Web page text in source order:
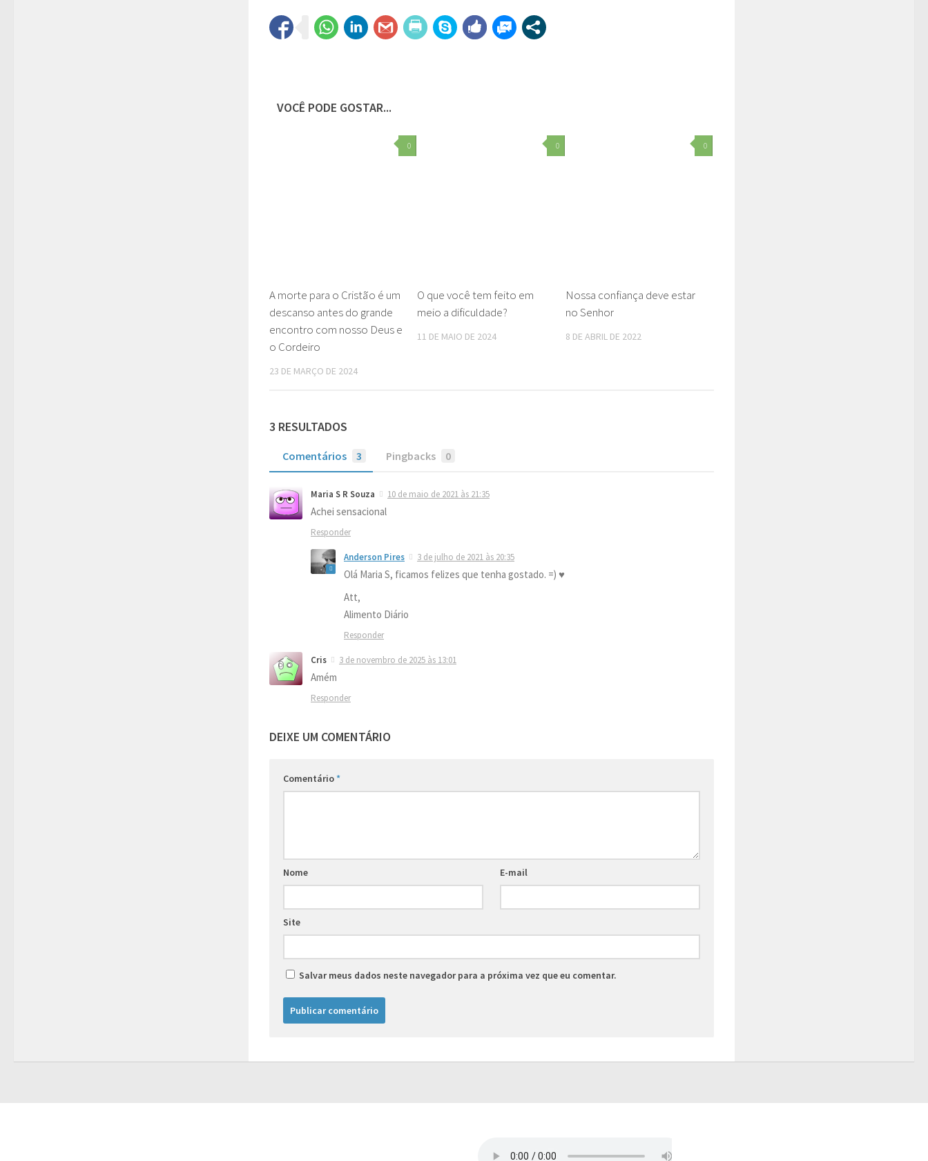
VOCÊ PODE GOSTAR...
0
A morte para o Cristão é um
descanso antes do grande
encontro com nosso Deus e
o Cordeiro
23 DE MARÇO DE 2024
0
O que você tem feito em
meio a dificuldade?
11 DE MAIO DE 2024
0
Nossa confiança deve estar
no Senhor
8 DE ABRIL DE 2022
3 RESULTADOS
Comentários 3 Pingbacks 0
Maria S R Souza 10 de maio de 2021 às 21:35
Achei sensacional
Responder
Anderson Pires 3 de julho de 2021 às 20:35
Olá Maria S, ficamos felizes que tenha gostado. =) ♥
Att,
Alimento Diário
Responder
Cris 3 de novembro de 2025 às 13:01
Amém
Responder
DEIXE UM COMENTÁRIO
Comentário*
Nome E-mail
Site
Salvar meus dados neste navegador para a próxima vez que eu comentar.